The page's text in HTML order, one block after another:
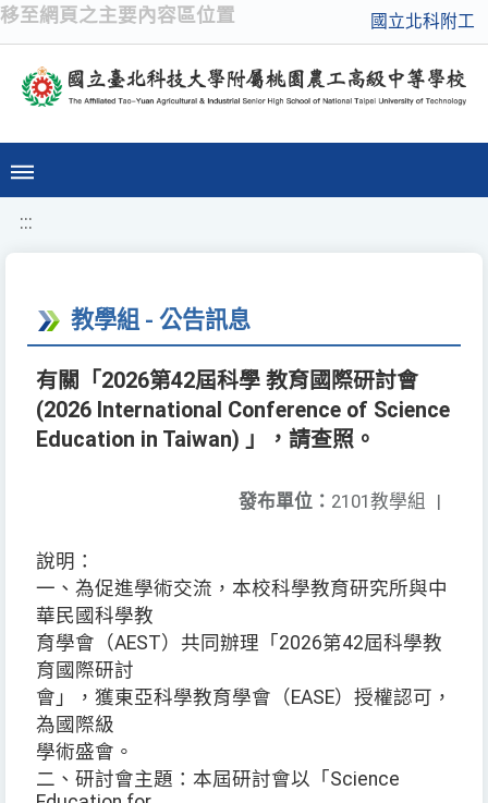
移至網頁之主要內容區位置 國立北科附工
:::
教學組 - 公告訊息
有關「2026第42屆科學 教育國際研討會
(2026 International Conference of Science
Education in Taiwan) 」，請查照。
發布單位： 2101教學組 |
說明：
一、為促進學術交流，本校科學教育研究所與中
華民國科學教
育學會（AEST）共同辦理「2026第42屆科學教
育國際研討
會」，獲東亞科學教育學會（EASE）授權認可，
為國際級
學術盛會。
二、研討會主題：本屆研討會以「Science